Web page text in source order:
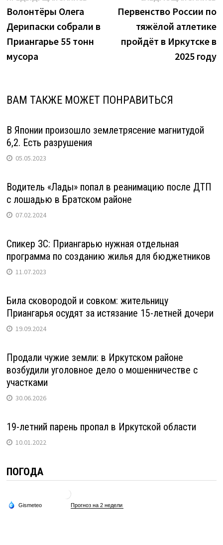
по
записям
Волонтёры Олега
Дерипаски собрали в
Приангарье 55 тонн
мусора
Первенство России по
тяжёлой атлетике
пройдёт в Иркутске в
2025 году
ВАМ ТАКЖЕ МОЖЕТ ПОНРАВИТЬСЯ
В Японии произошло землетрясение магнитудой
6,2. Есть разрушения
05.05.2023
Водитель «Лады» попал в реанимацию после ДТП
с лошадью в Братском районе
07.02.2024
Спикер ЗС: Приангарью нужная отдельная
программа по созданию жилья для бюджетников
11.07.2023
Била сковородой и совком: жительницу
Приангарья осудят за истязание 15-летней дочери
19.09.2024
Продали чужие земли: в Иркутском районе
возбудили уголовное дело о мошенничестве с
участками
30.06.2026
19-летний парень пропал в Иркутской области
10.01.2022
ПОГОДА